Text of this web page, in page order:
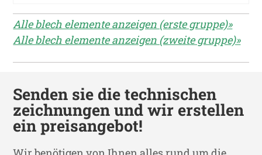
Alle blech elemente anzeigen (erste gruppe)»
Alle blech elemente anzeigen (zweite gruppe)»
Senden sie die technischen
zeichnungen und wir erstellen
ein preisangebot!